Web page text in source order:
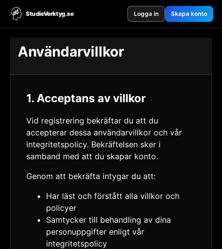
StudieVerktyg.se Logga in Skapa konto
Användarvillkor
1. Acceptans av villkor
Vid registrering bekräftar du att du
accepterar dessa användarvillkor och vår
integritetspolicy. Bekräftelsen sker i
samband med att du skapar konto.
Genom att bekräfta intygar du att:
Har läst och förstått alla villkor och
policyer
Samtycker till behandling av dina
personuppgifter enligt vår
integritetspolicy